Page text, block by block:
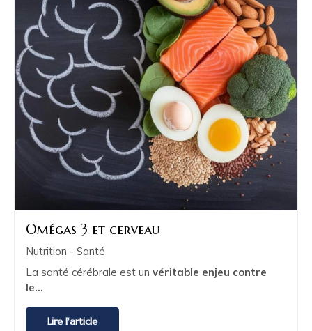
Omégas 3 et cerveau
Nutrition - Santé
La santé cérébrale est un véritable enjeu contre
le...
Lire l'article